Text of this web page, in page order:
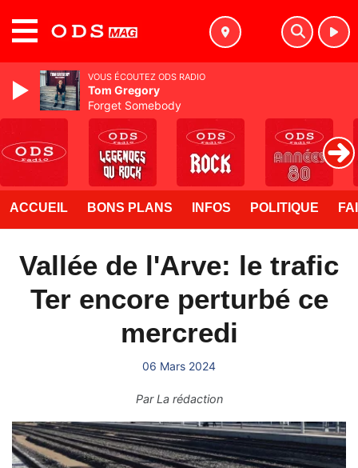
ACCUEIL BONS PLANS INFOS POLITIQUE
Vallée de l'Arve: le trafic
Ter encore perturbé ce
mercredi
06 Mars 2024
ParLa rédaction
VOUS ÉCOUTEZ ODS RADIO
Tom Gregory
Forget Somebody